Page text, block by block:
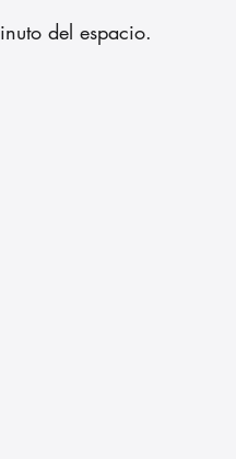
del espacio.